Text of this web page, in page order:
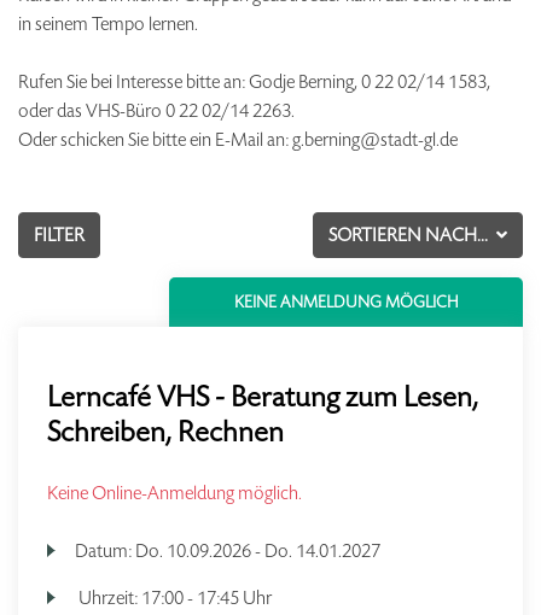
in seinem Tempo lernen.
Rufen Sie bei Interesse bitte an: Godje Berning, 0 22 02/14 1583,
oder das VHS-Büro 0 22 02/14 2263.
Oder schicken Sie bitte ein E-Mail an: g.berning@stadt-gl.de
SORTIEREN NACH...
FILTER
KEINE ANMELDUNG MÖGLICH
Lerncafé VHS - Beratung zum Lesen,
Schreiben, Rechnen
Keine Online-Anmeldung möglich.
Datum: Do. 10.09.2026 - Do. 14.01.2027
Uhrzeit: 17:00 - 17:45 Uhr